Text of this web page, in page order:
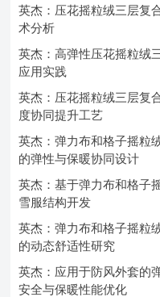
英杰：压花摇粒绒三层复
术分析
英杰：高弹性压花摇粒绒
应用实践
英杰：压花摇粒绒三层复
度协同提升工艺
英杰：弹力布和格子摇粒
的弹性与保暖协同设计
英杰：基于弹力布和格子
雪服结构开发
英杰：弹力布和格子摇粒
的动态舒适性研究
英杰：应用于防风外套的
安全与保暖性能优化